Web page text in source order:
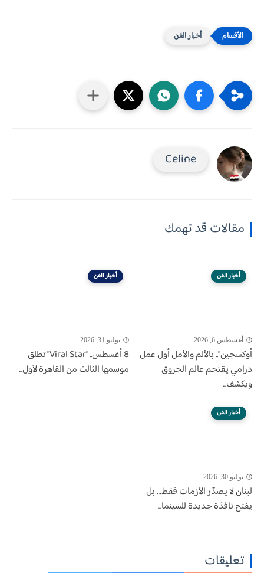
أخبار الفن
Celine
مقالات قد تهمك
أخبار الفن
أغسطس 6, 2026
أوكسجين".. بالألم والأمل أول عمل
درامي يقتحم عالم الحروق
ويكشف...
أخبار الفن
يوليو 31, 2026
8 أغسطس.. "Viral Star" تطلق
موسمها الثالث من القاهرة لأول...
أخبار الفن
يوليو 30, 2026
لبنان لا يصدّر الأزمات فقط… بل
يفتح نافذة جديدة للسينما...
تعليقات